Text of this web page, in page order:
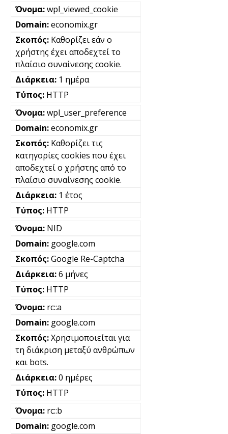
wpl_viewed_cookie
economix.gr
Καθορίζει εάν ο
χρήστης έχει αποδεχτεί το
πλαίσιο συναίνεσης cookie.
1 ημέρα
HTTP
wpl_user_preference
economix.gr
Καθορίζει τις
κατηγορίες cookies που έχει
αποδεχτεί ο χρήστης από το
πλαίσιο συναίνεσης cookie.
1 έτος
HTTP
NID
google.com
Google Re-Captcha
6 μήνες
HTTP
rc::a
google.com
Χρησιμοποιείται για
τη διάκριση μεταξύ ανθρώπων
και bots.
0 ημέρες
HTTP
rc::b
google.com